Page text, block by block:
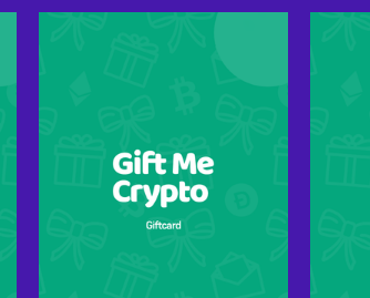
Dodaj do koszyka
Zobacz oferty